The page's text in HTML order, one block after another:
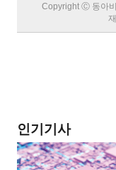
Copyright Ⓒ 동아
인기기사